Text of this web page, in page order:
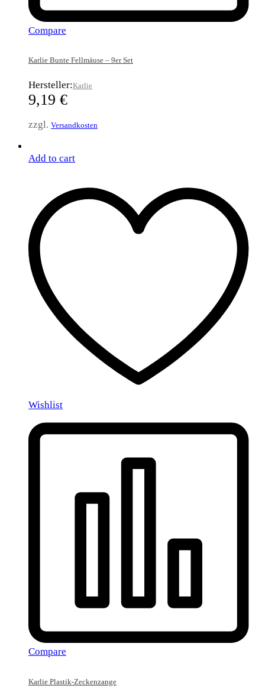
Compare
Karlie Bunte Fellmäuse – 9er Set
Hersteller:Karlie
9,19 €
zzgl. Versandkosten
Add to cart
Wishlist
Compare
Karlie Plastik-Zeckenzange